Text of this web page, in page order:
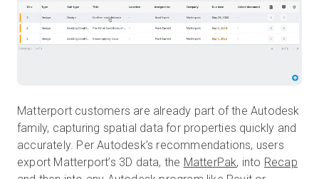
Matterport customers are already part of the Autodesk
family, capturing spatial data for properties quickly and
accurately. Per Autodesk’s recommendations, users
export Matterport’s 3D data, the MatterPak, into Recap